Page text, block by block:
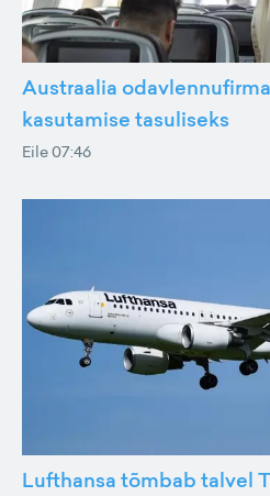
Austraalia
kasutamise tasuliseks
Eile 07:46
Lufthansa tõmbab talvel